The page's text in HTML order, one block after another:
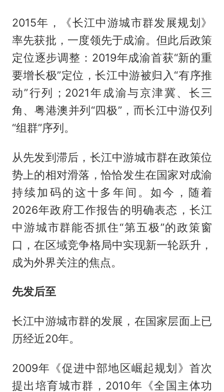
2015年，《长江中游城市群发展规划》
率先获批，一度领先于成渝。但此后政策
定位逐步调整：2019年成渝首获“新的重
要增长极”定位，长江中游被归入“有序推
动”行列；2021年成渝与京津冀、长三
角、粤港澳并列“四极”，而长江中游仅列
“组群”序列。
从先发到滞后，长江中游城市群在政策位
势上的相对滑落，恰恰发生在国家对成渝
持续加码的这十多年间。如今，随着
2026年政府工作报告的明确表态，长江
中游城市群能否抓住“第五极”的政策窗
口，在区域竞争格局中实现新一轮跃升，
成为外界关注的焦点。
先发后至
长江中游城市群的发展，在国家层面上已
历经近20年。
2009年《促进中部地区崛起规划》首次
提出培育城市群，2010年《全国主体功